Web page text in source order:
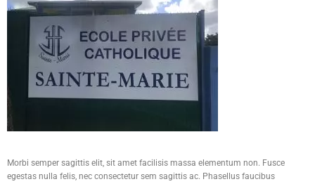
Morbi semper sagittis elit, sit amet facilisis massa elementum non. Fusce
egestas nulla felis, nec consectetur sem sagittis ac. Phasellus faucibus